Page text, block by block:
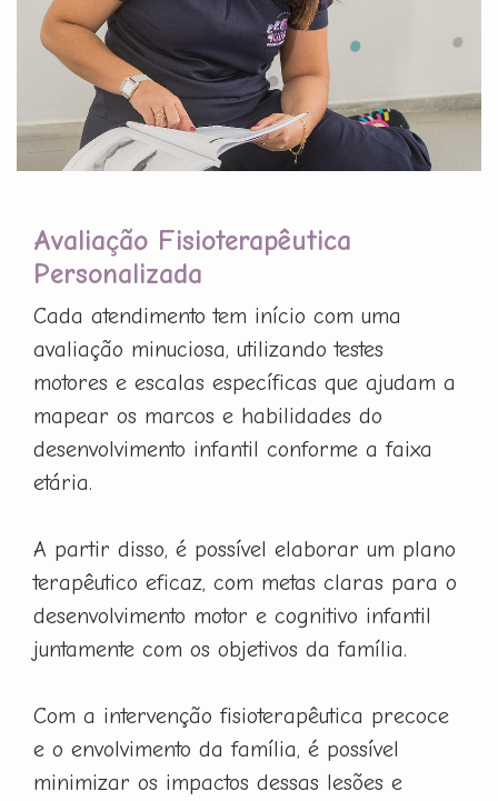
Avaliação Fisioterapêutica
Personalizada
Cada atendimento tem início com uma
avaliação minuciosa, utilizando testes
motores e escalas específicas que ajudam a
mapear os marcos e habilidades do
desenvolvimento infantil conforme a faixa
etária.
A partir disso, é possível elaborar um plano
terapêutico eficaz, com metas claras para o
desenvolvimento motor e cognitivo infantil
juntamente com os objetivos da família.
Com a intervenção fisioterapêutica precoce
e o envolvimento da família, é possível
minimizar os impactos dessas lesões e